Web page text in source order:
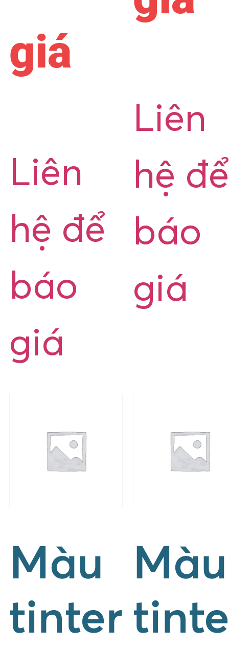
giá
Liên
hệ để
báo
giá
Liên
hệ để
báo
giá
Màu
tinter
Màu